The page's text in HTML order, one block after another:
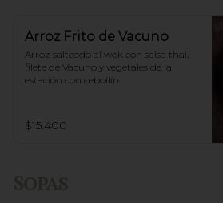
Arroz Frito de Vacuno
Arroz salteado al wok con salsa thai,
filete de Vacuno y vegetales de la
estación con cebollín.
$15.400